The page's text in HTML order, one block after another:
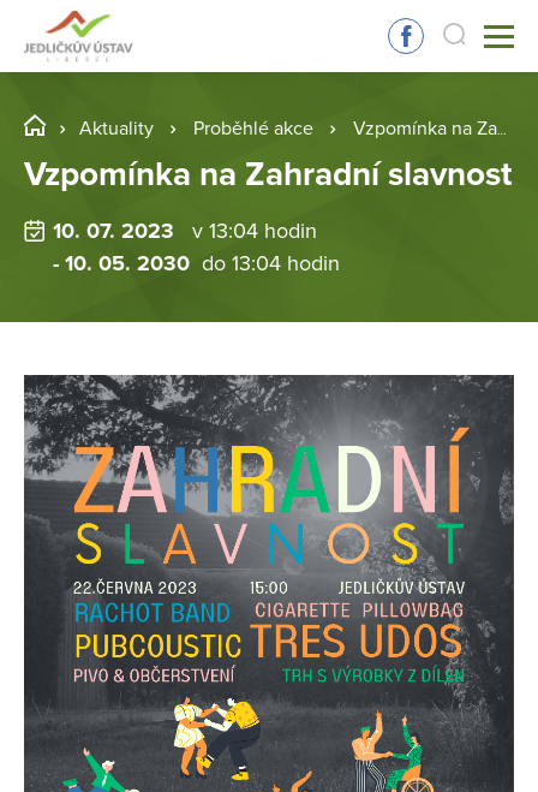
Aktuality Proběhlé akce Vzpomínka na Zahradní slavnost
Vzpomínka na Zahradní slavnost
10. 07. 2023
v 13:04 hodin
- 10. 05. 2030 do 13:04 hodin